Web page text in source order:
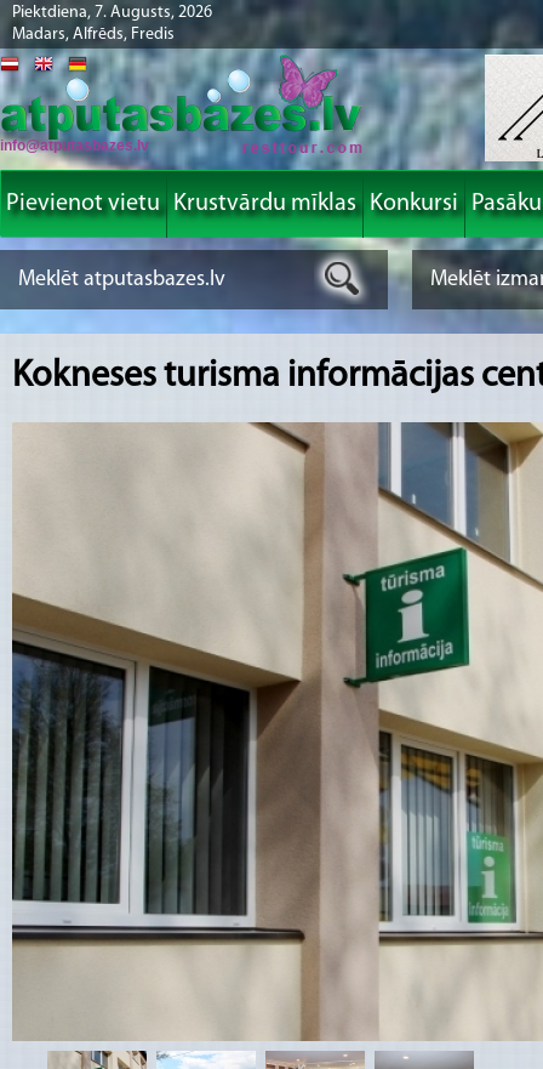
Piektdiena, 7. Augusts, 2026
Madars, Alfrēds, Fredis
info@atputasbazes.lv
Pievienot vietu Krustvārdu mīklas Konkursi
Kokneses turisma informācijas